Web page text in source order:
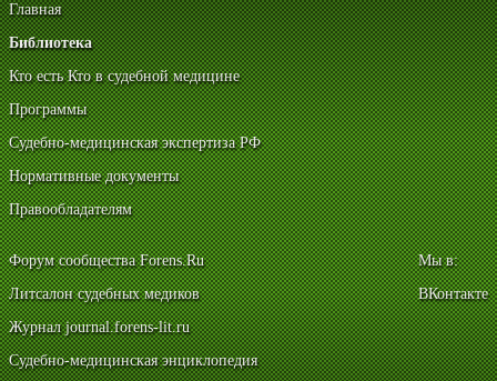
Главная
Библиотека
Кто есть Кто в судебной медицине
Программы
Судебно-медицинская экспертиза РФ
Нормативные документы
Правообладателям
Форум сообщества Forens.Ru
Литсалон судебных медиков
Журнал journal.forens-lit.ru
Судебно-медицинская энциклопедия
Мы в:
ВКонтакте